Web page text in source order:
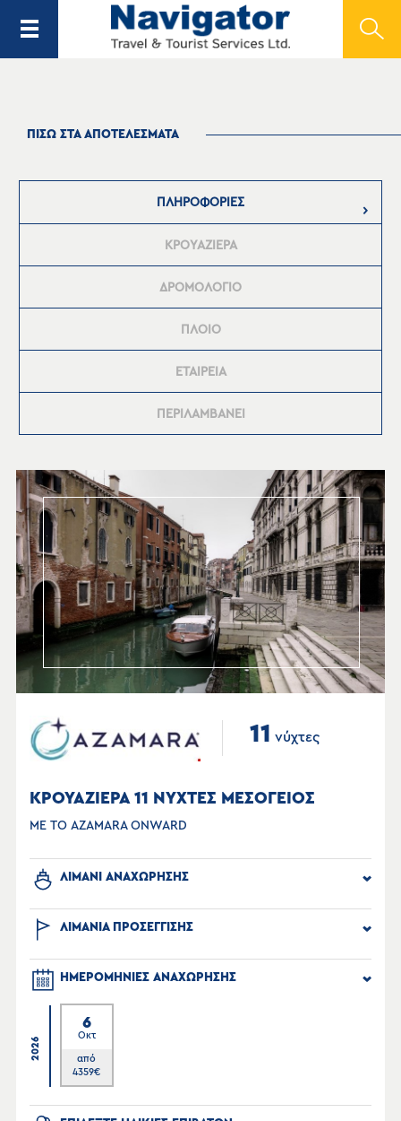
ΠΙΣΩ ΣΤΑ ΑΠΟΤΕΛΕΣΜΑΤΑ
ΠΛΗΡΟΦΟΡΙΕΣ
ΚΡΟΥΑΖΙΕΡΑ
ΔΡΟΜΟΛΟΓΙΟ
ΠΛΟΙΟ
ΕΤΑΙΡΕΙΑ
ΠΕΡΙΛΑΜΒΑΝΕΙ
11 νύχτες
ΚΡΟΥΑΖΙΕΡΑ 11 ΝΥΧΤΕΣ ΜΕΣΟΓΕΙΟΣ
ΜΕ ΤΟ AZAMARA ONWARD
ΛΙΜΑΝΙ ΑΝΑΧΩΡΗΣΗΣ
ΛΙΜΑΝΙΑ ΠΡΟΣΕΓΓΙΣΗΣ
ΗΜΕΡΟΜΗΝΙΕΣ ΑΝΑΧΩΡΗΣΗΣ
2026
6
Οκτ
από
4359€